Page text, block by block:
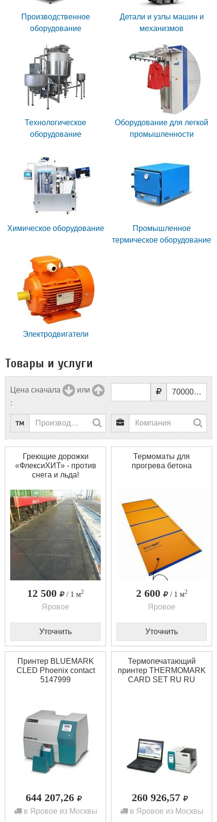
Производственное
оборудование
Детали и узлы машин и
механизмов
Технологическое
оборудование
Оборудование для легкой
промышленности
Химическое оборудование
Промышленное
термическое оборудование
Электродвигатели
Товары и услуги
Цена сначала
или
:
Греющие дорожки
«ФлексиХИТ» - против
снега и льда!
12 500 / 1 м2
Яровое
Уточнить
Термоматы для
прогрева бетона
2 600 / 1 м2
Яровое
Уточнить
Принтер BLUEMARK
CLED Phoenix contact
5147999
644 207,26
в Яровое из Москвы
Термопечатающий
принтер THERMOMARK
CARD SET RU RU
260 926,57
в Яровое из Москвы